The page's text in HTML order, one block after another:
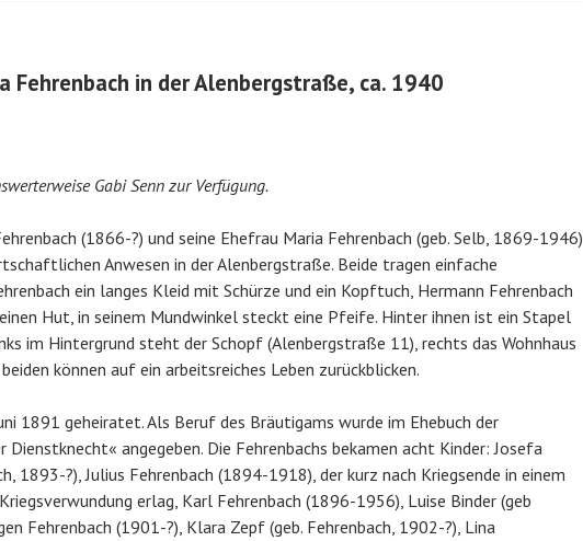
Fehrenbach in der Alenbergstraße, ca. 1940
Gabi Senn zur Verfügung.
(1866-?) und seine Ehefrau Maria Fehrenbach (geb. Selb, 1869-1946)
Anwesen in der Alenbergstraße. Beide tragen einfache
ein langes Kleid mit Schürze und ein Kopftuch, Hermann Fehrenbach
Hut, in seinem Mundwinkel steckt eine Pfeife. Hinter ihnen ist ein Stapel
im Hintergrund steht der Schopf (Alenbergstraße 11), rechts das Wohnhaus
können auf ein arbeitsreiches Leben zurückblicken.
1891 geheiratet. Als Beruf des Bräutigams wurde im Ehebuch der
Dienstknecht« angegeben. Die Fehrenbachs bekamen acht Kinder: Josefa
1893-?), Julius Fehrenbach (1894-1918), der kurz nach Kriegsende in einem
erlag, Karl Fehrenbach (1896-1956), Luise Binder (geb
Fehrenbach (1901-?), Klara Zepf (geb. Fehrenbach, 1902-?), Lina